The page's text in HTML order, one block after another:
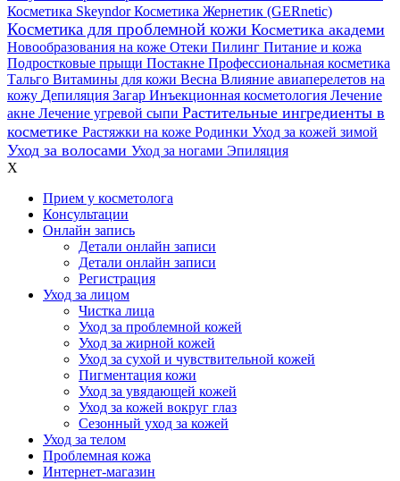
Косметика SkeyndorКосметика Жернетик (GERnetic)
Косметика для проблемной кожи Косметика академи
Новообразования на коже Отеки Пилинг Питание и кожа
Подростковые прыщи Постакне Профессиональная косметика
Тальго Витамины для кожи Весна Влияние авиаперелетов на
кожу Депиляция Загар Инъекционная косметология Лечение
акне Лечение угревой сыпи Растительные ингредиенты в
косметике Растяжки на коже Родинки Уход за кожей зимой
Уход за волосами Уход за ногами Эпиляция
X
Прием у косметолога
Консультации
Онлайн запись
Детали онлайн записи
Детали онлайн записи
Регистрация
Уход за лицом
Чистка лица
Уход за проблемной кожей
Уход за жирной кожей
Уход за сухой и чувствительной кожей
Пигментация кожи
Уход за увядающей кожей
Уход за кожей вокруг глаз
Сезонный уход за кожей
Уход за телом
Проблемная кожа
Интернет-магазин